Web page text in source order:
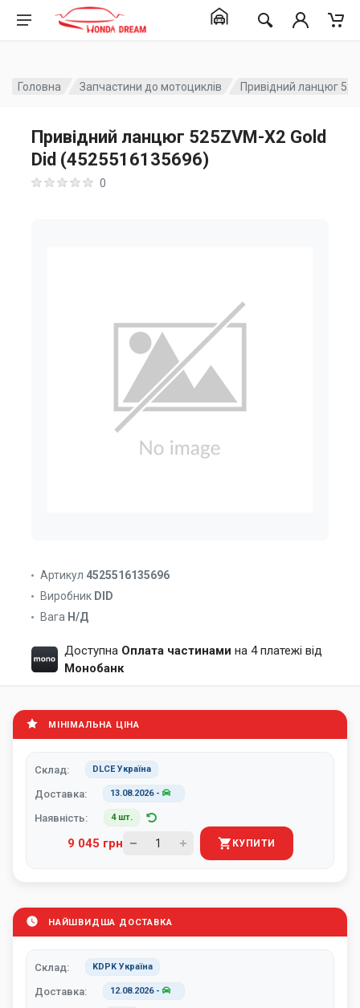
Головна Запчастини до мотоциклів Привідний ланцюг
Привідний ланцюг 525ZVM-X2 Gold
Did (4525516135696)
0
Артикул 4525516135696
Виробник DID
Вага Н/Д
Доступна Оплата частинами на 4 платежі від
Монобанк
МІНІМАЛЬНА ЦІНА
Склад: DLCE Україна
Доставка: 13.08.2026-
Наявність: 4 шт.
9 045 грн КУПИТИ
НАЙШВИДША ДОСТАВКА
Склад: KDPK Україна
Доставка: 12.08.2026-